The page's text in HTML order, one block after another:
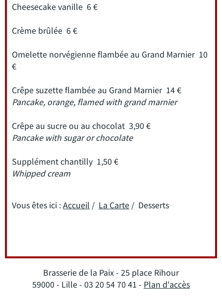
Cheesecake vanille 6 €
Crème brûlée 6 €
Omelette norvégienne flambée au Grand Marnier 10
€
Crêpe suzette flambée au Grand Marnier 14 €
Pancake, orange, flamed with grand marnier
Crêpe au sucre ou au chocolat 3,90 €
Pancake with sugar or chocolate
Supplément chantilly 1,50 €
Whipped cream
Vous êtes ici :Accueil / La Carte / Desserts
Brasserie de la Paix - 25 place Rihour
59000 - Lille - 03 20 54 70 41 - Plan d'accès